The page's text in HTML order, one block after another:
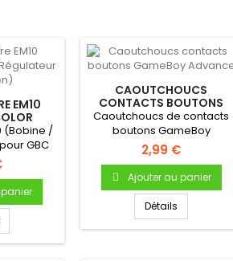
EM10
DE
(Bobine /
GBC
CAOUTCHOUCS
CONTACTS BOUTONS
GAMEBOY ADVANCE
Caoutchoucs de contacts
boutons GameBoy
AdvancePour Gameboy
Advance Bouton...
2,99 €
Ajouter au panier
Détails